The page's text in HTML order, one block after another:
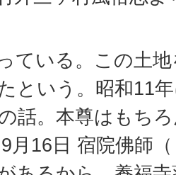
ている。この土
という。昭和11
話。本尊はもち
月16日 宿院佛師